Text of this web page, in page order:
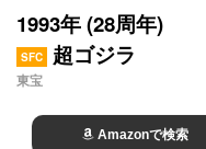
1993年 (28周年)
SFC 超ゴジラ
東宝
Amazonで検索